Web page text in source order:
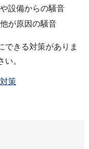
設備からの騒音
が原因の騒音
きる対策がありま
。
策